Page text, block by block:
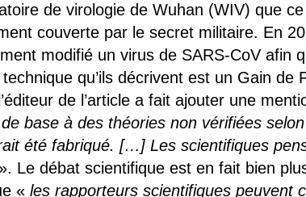
de virologie de Wuhan (WIV) que
couverte par le secret militaire. En
modifié un virus de SARS-CoV afin
qu’ils décrivent est un Gain de
de l’article a fait ajouter une
base à des théories non vérifiées
été fabriqué. […] Les scientifiques
». Le débat scientifique est en fait bien
«les rapporteurs scientifiques peuvent